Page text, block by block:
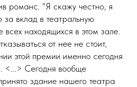
романс. "Я скажу честно, я
вклад в театральную
всех находящихся в этом зале.
от нее не стоит,
этой премии именно сегодня
<...> Сегодня вообще
здание нашего театра